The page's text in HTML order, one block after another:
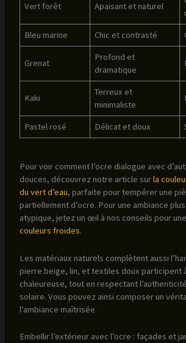
Vert forêt Apaisant et naturel
Bleu marine
Chic et contrasté
Grenat
Profond et
dramatique
Kaki
Terreux et
minimaliste
Pastel rosé Délicat et doux
Pour voir comment l’ocre dialogue avec
douces, découvrez notre article surla
du vert d’eau, parfaite pour tempérer une
partiellement d’ocre. Pour une ambiance
atypique, jetez un œil à nos conseils pour une
couleurs froides.
Les matériaux naturels complètent aussi
pierre beige, lin, et textiles doux participent
chaleureuse, tout en respectant
solaire. Vous pouvez ainsi composer un
l’ambiance maîtrisée.
Embellir l’extérieur avec l’ocre : façades et